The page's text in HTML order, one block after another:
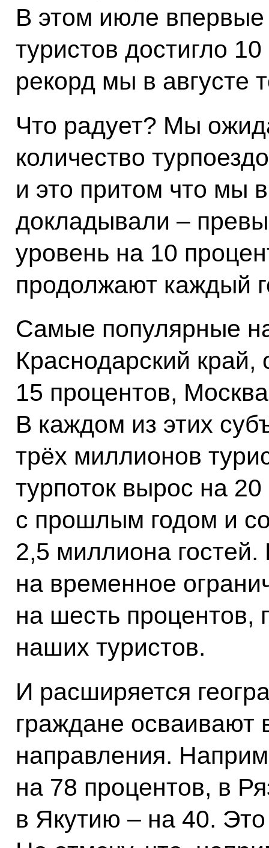
В этом июле
туристов достигло
рекорд мы в августе
Что радует? Мы
количество
и это притом что мы
докладывали –
уровень на 10
продолжают каждый
Самые популярные
Краснодарский край,
15 процентов,
В каждом из этих
трёх миллионов
турпоток вырос на
с прошлым годом и
2,5 миллиона
на временное
на шесть процентов,
наших туристов.
И расширяется
граждане осваивают
направления.
на 78 процентов, в
в Якутию – на 40.